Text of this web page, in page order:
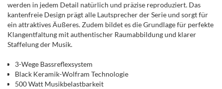
werden in jedem Detail natürlich und präzise reproduziert. Das
kantenfreie Design prägt alle Lautsprecher der Serie und sorgt für
ein attraktives Äußeres. Zudem bildet es die Grundlage für perfekte
Klangentfaltung mit authentischer Raumabbildung und klarer
Staffelung der Musik.
3-Wege Bassreflexsystem
Black Keramik-Wolfram Technologie
500 Watt Musikbelastbarkeit